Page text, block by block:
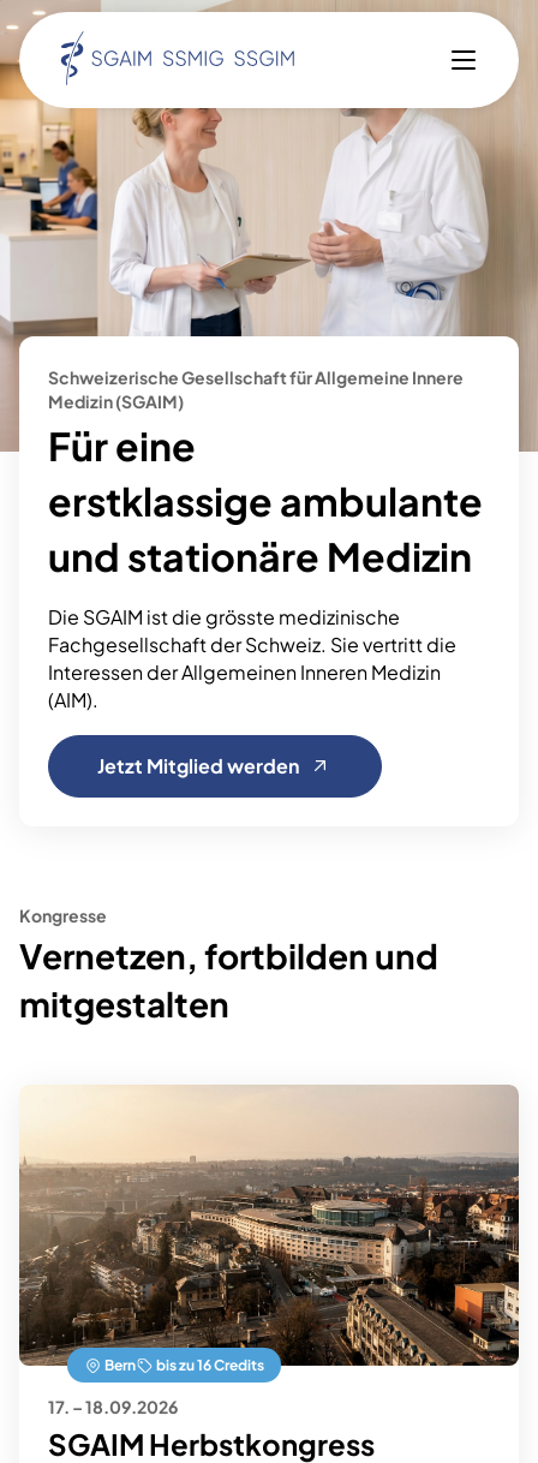
Schweizerische Gesellschaft für Allgemeine Innere
Medizin (SGAIM)
Für eine
erstklassige ambulante
und stationäre Medizin
Die SGAIM ist die grösste medizinische
Fachgesellschaft der Schweiz. Sie vertritt die
Interessen der Allgemeinen Inneren Medizin
(AIM).
Jetzt Mitglied werden
Kongresse
Vernetzen, fortbilden und
mitgestalten
Bern bis zu 16 Credits
17. – 18.09.2026
SGAIM Herbstkongress
AIM entdecken
Weiterbildung
Fortbildung
Veranstaltungen
Spital & Praxis
Engagement
Mitgliedschaft